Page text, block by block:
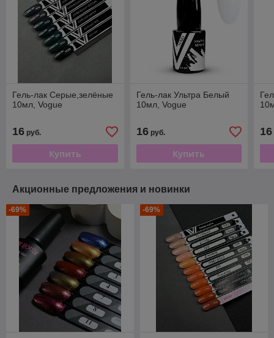
Гель-лак Серые,зелёные
10мл, Vogue
16 руб.
Купить
Гель-лак Ультра Белый
10мл, Vogue
16руб.
Купить
16
Акционные предложения и новинки
-69% -69%